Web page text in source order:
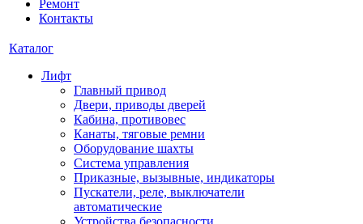
Ремонт
Контакты
Каталог
Лифт
Главный привод
Двери, приводы дверей
Кабина, противовес
Канаты, тяговые ремни
Оборудование шахты
Система управления
Приказные, вызывные, индикаторы
Пускатели, реле, выключатели
автоматические
Устройства безопасности